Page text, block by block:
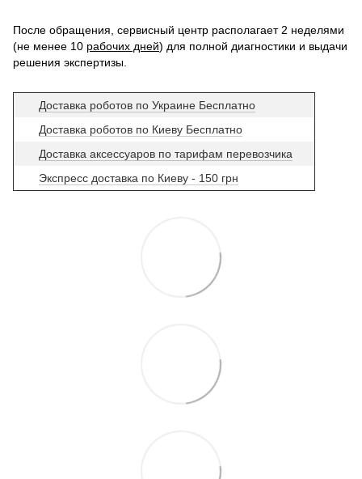
После обращения, сервисный центр располагает 2 неделями
(не менее 10 рабочих дней) для полной диагностики и выдачи
решения экспертизы.
Доставка роботов по Украине Бесплатно
Доставка роботов по Киеву Бесплатно
Доставка аксессуаров по тарифам перевозчика
Экспресс доставка по Киеву - 150 грн